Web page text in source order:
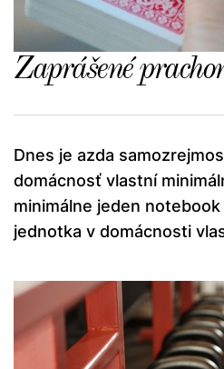
Zaprášené
Dnes je azda
domácnosť vlastní
minimálne jeden
jednotka v domácnosti